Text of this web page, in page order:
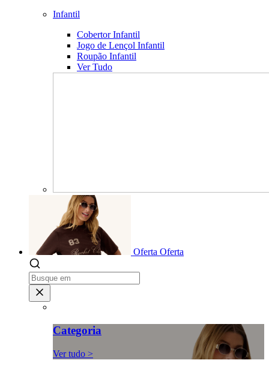
Infantil
Cobertor Infantil
Jogo de Lençol Infantil
Roupão Infantil
Ver Tudo
Oferta Oferta
Categoria
Ver tudo >